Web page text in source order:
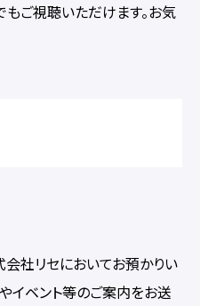
ご視聴いただけます。お気
社リセにおいてお預かりい
イベント等のご案内をお送